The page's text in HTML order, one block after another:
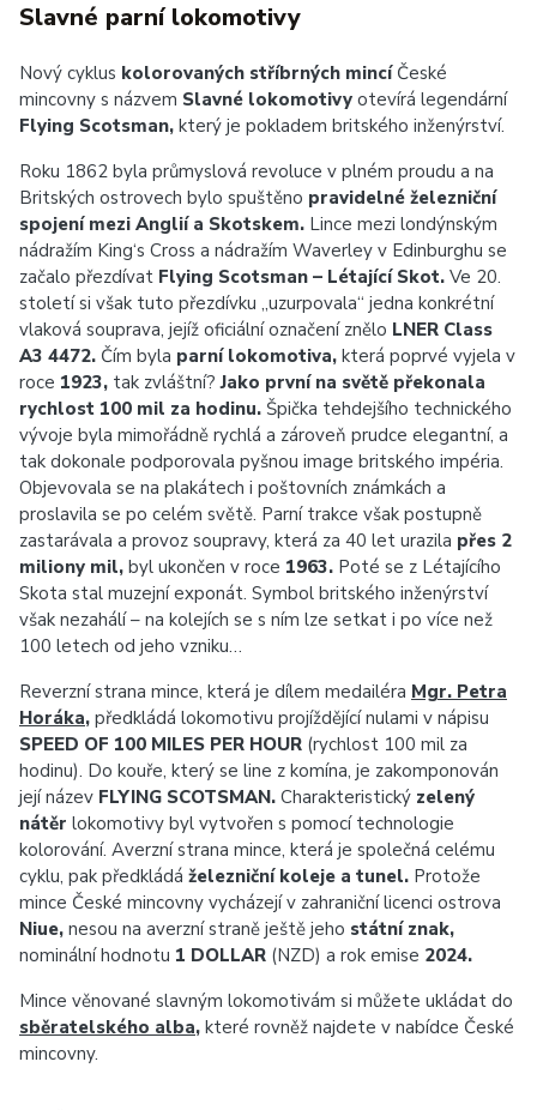
Slavné parní lokomotivy
Nový cyklus kolorovaných stříbrných mincíČeské
mincovny s názvem Slavné lokomotivy otevírá legendární
Flying Scotsman, který je pokladem britského inženýrství.
Roku 1862 byla průmyslová revoluce v plném proudu a na
Britských ostrovech bylo spuštěno pravidelné železniční
spojení mezi Anglií a Skotskem. Lince mezi londýnským
nádražím King‘s Cross a nádražím Waverley v Edinburghu se
začalo přezdívat Flying Scotsman – Létající Skot. Ve 20.
století si však tuto přezdívku „uzurpovala“ jedna konkrétní
vlaková souprava, jejíž oficiální označení znělo LNER Class
A3 4472. Čím byla parní lokomotiva, která poprvé vyjela v
roce 1923, tak zvláštní?Jako první na světě překonala
rychlost 100 mil za hodinu. Špička tehdejšího technického
vývoje byla mimořádně rychlá a zároveň prudce elegantní, a
tak dokonale podporovala pyšnou image britského impéria.
Objevovala se na plakátech i poštovních známkách a
proslavila se po celém světě. Parní trakce však postupně
zastarávala a provoz soupravy, která za 40 let urazila přes 2
miliony mil, byl ukončen v roce 1963. Poté se z Létajícího
Skota stal muzejní exponát. Symbol britského inženýrství
však nezahálí – na kolejích se s ním lze setkat i po více než
100 letech od jeho vzniku…
Reverzní strana mince, která je dílem medailéra Mgr. Petra
Horáka, předkládá lokomotivu projíždějící nulami v nápisu
SPEED OF 100 MILES PER HOUR (rychlost 100 mil za
hodinu). Do kouře, který se line z komína, je zakomponován
její název FLYING SCOTSMAN. Charakteristický zelený
nátěr lokomotivy byl vytvořen s pomocí technologie
kolorování. Averzní strana mince, která je společná celému
cyklu, pak předkládá železniční koleje a tunel. Protože
mince České mincovny vycházejí v zahraniční licenci ostrova
Niue, nesou na averzní straně ještě jeho státní znak,
nominální hodnotu 1 DOLLAR (NZD) a rok emise 2024.
Mince věnované slavným lokomotivám si můžete ukládat do
sběratelského alba, které rovněž najdete v nabídce České
mincovny.